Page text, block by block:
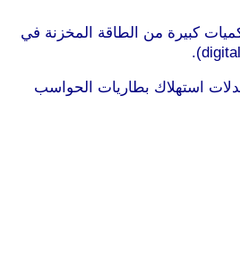
كبيرة من الطاقة المخزنة في
استهلاك بطاريات الحواسب